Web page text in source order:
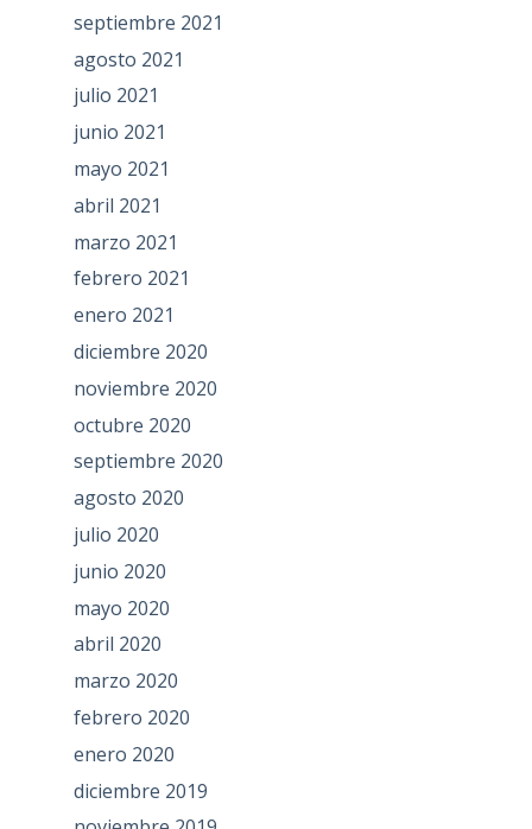
septiembre 2021
agosto 2021
julio 2021
junio 2021
mayo 2021
abril 2021
marzo 2021
febrero 2021
enero 2021
diciembre 2020
noviembre 2020
octubre 2020
septiembre 2020
agosto 2020
julio 2020
junio 2020
mayo 2020
abril 2020
marzo 2020
febrero 2020
enero 2020
diciembre 2019